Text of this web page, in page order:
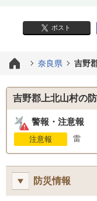
ポスト
奈良県 吉野
吉野郡上北山村の
警報・注意報
注意報
雷
防災情報